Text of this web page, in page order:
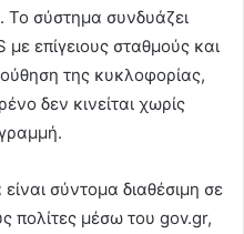
Το σύστημα συνδυάζει
επίγειους σταθμούς και
της κυκλοφορίας,
δεν κινείται χωρίς
σύντομα διαθέσιμη σε
πολίτες μέσω του gov.gr,